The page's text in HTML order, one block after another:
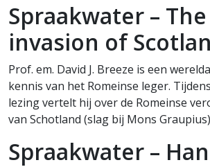
Spraakwater –
invasion of
Prof. em. David J. Breeze is een
kennis van het Romeinse leger.
lezing vertelt hij over de Romeinse
van Schotland (slag bij Mons
Spraakwater –